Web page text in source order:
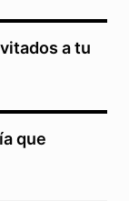
a tu
que